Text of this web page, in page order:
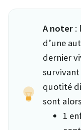
A noter :
d’une
dernier
quotité
sont
1